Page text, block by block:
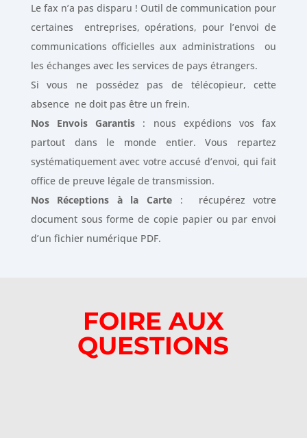
Le fax n’a pas disparu ! Outil de communication pour
certaines entreprises, opérations, pour l’envoi de
communications officielles aux administrations ou
les échanges avec les services de pays étrangers.
Si vous ne possédez pas de télécopieur, cette
absence ne doit pas être un frein.
Nos Envois Garantis : nous expédions vos fax
partout dans le monde entier. Vous repartez
systématiquement avec votre accusé d’envoi, qui fait
office de preuve légale de transmission.
Nos Réceptions à la Carte : récupérez votre
document sous forme de copie papier ou par envoi
d’un fichier numérique PDF.
FOIRE AUX
QUESTIONS